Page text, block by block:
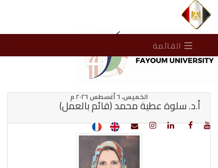
الخميس، ٦ أغسطس ٢٠٢٦ م
القائمة
أ.د. سلوة عطية محمد (قائم بالعمل)